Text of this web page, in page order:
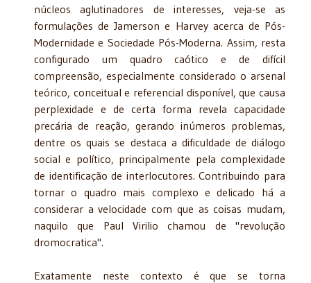
núcleos aglutinadores de interesses, veja-se as
formulações de Jamerson e Harvey acerca de Pós-
Modernidade e Sociedade Pós-Moderna. Assim, resta
configurado um quadro caótico e de difícil
compreensão, especialmente considerado o arsenal
teórico, conceitual e referencial disponível, que causa
perplexidade e de certa forma revela capacidade
precária de reação, gerando inúmeros problemas,
dentre os quais se destaca a dificuldade de diálogo
social e político, principalmente pela complexidade
de identificação de interlocutores. Contribuindo para
tornar o quadro mais complexo e delicado há a
considerar a velocidade com que as coisas mudam,
naquilo que Paul Virilio chamou de "revolução
dromocratica".
Exatamente neste contexto é que se torna